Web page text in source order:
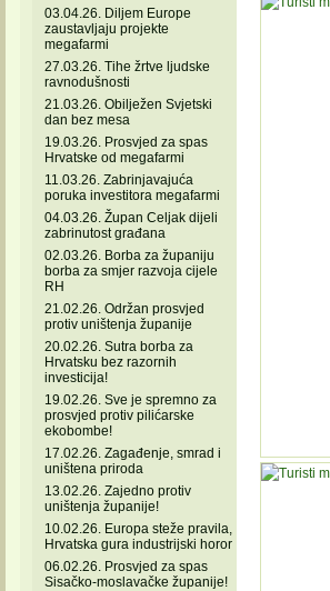
03.04.26. Diljem Europe
zaustavljaju projekte
megafarmi
27.03.26. Tihe žrtve ljudske
ravnodušnosti
21.03.26. Obilježen Svjetski
dan bez mesa
19.03.26. Prosvjed za spas
Hrvatske od megafarmi
11.03.26. Zabrinjavajuća
poruka investitora megafarmi
04.03.26. Župan Celjak dijeli
zabrinutost građana
02.03.26. Borba za županiju
borba za smjer razvoja cijele
RH
21.02.26. Održan prosvjed
protiv uništenja županije
20.02.26. Sutra borba za
Hrvatsku bez razornih
investicija!
19.02.26. Sve je spremno za
prosvjed protiv pilićarske
ekobombe!
17.02.26. Zagađenje, smrad i
uništena priroda
13.02.26. Zajedno protiv
uništenja županije!
10.02.26. Europa steže pravila,
Hrvatska gura industrijski horor
06.02.26. Prosvjed za spas
Sisačko-moslavačke županije!